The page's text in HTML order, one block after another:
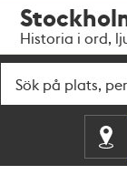
navigationen
huvudinnehållet
Historia i ord,